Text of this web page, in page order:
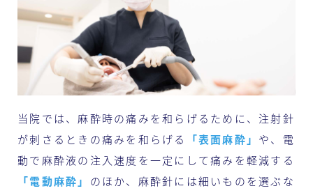
当院では、麻酔時の痛みを和らげるために、注射針
が刺さるときの痛みを和らげる
「表面麻酔」 や、電
動で麻酔液の注入速度を一定にして痛みを軽減する
「電動麻酔」 のほか、麻酔針には細いものを選ぶな